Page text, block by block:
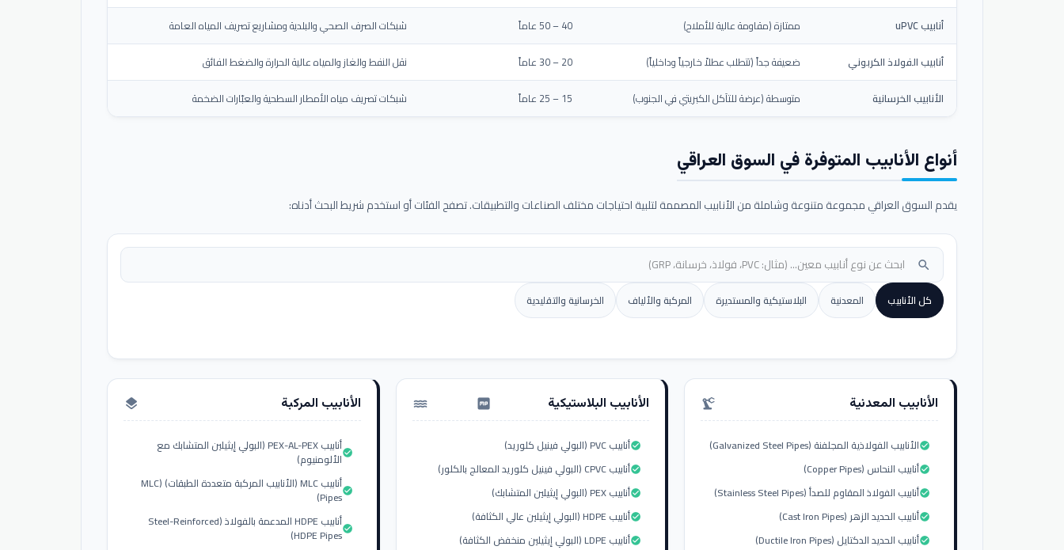
أنابيب uPVC
ممتازة (مقاومة عالية للأملاح) 40 – 50 عاماً
شبكات الصرف الصحي والبلدية ومشاريع تصريف المياه العامة
أنابيب الفولاذ الكربوني
ضعيفة جداً (تتطلب عطلاً خارجياً وداخلياً) 20 – 30 عاماً
نقل النفط والغاز والمياه عالية الحرارة والضغط الفائق
الأنابيب الخرسانية
متوسطة (عرضة للتآكل الكبريتي في الجنوب) 15 – 25 عاماً شبكات تصريف مياه الأمطار السطحية والعبّارات الضخمة
أنواع الأنابيب المتوفرة في السوق العراقي
يقدم السوق العراقي مجموعة متنوعة وشاملة من الأنابيب المصممة لتلبية احتياجات مختلف الصناعات والتطبيقات. تصفح الفئات أو استخدم شريط البحث أدناه:
search
كل الأنابيب المعدنية البلاستيكية والمستديرة المركبة والألياف الخرسانية والتقليدية
الأنابيب المعدنية precision_manufacturing
الأنابيب الفولاذية المجلفنة (Galvanized Steel Pipes)check_circle
أنابيب النحاس (Copper Pipes)check_circle
أنابيب الفولاذ المقاوم للصدأ (Stainless Steel Pipes)check_circle
أنابيب الحديد الزهر (Cast Iron Pipes)check_circle
أنابيب الحديد الدكتايل (Ductile Iron Pipes)check_circle
الأنابيب البلاستيكية water_pump
أنابيب PVC (البولي فينيل كلوريد)check_circle
أنابيب CPVC (البولي فينيل كلوريد المعالج بالكلور)check_circle
أنابيب PEX (البولي إيثيلين المتشابك)check_circle
أنابيب HDPE (البولي إيثيلين عالي الكثافة)check_circle
أنابيب LDPE (البولي إيثيلين منخفض الكثافة)check_circle
الأنابيب المركبة layers
أنابيب PEX-AL-PEX (البولي إيثيلين المتشابك مع
الألومنيوم)check_circle
أنابيب MLC (الأنابيب المركبة متعددة الطبقات) (MLC
Pipes)check_circle
أنابيب HDPE المدعمة بالفولاذ (Steel-Reinforced
HDPE Pipes)check_circle